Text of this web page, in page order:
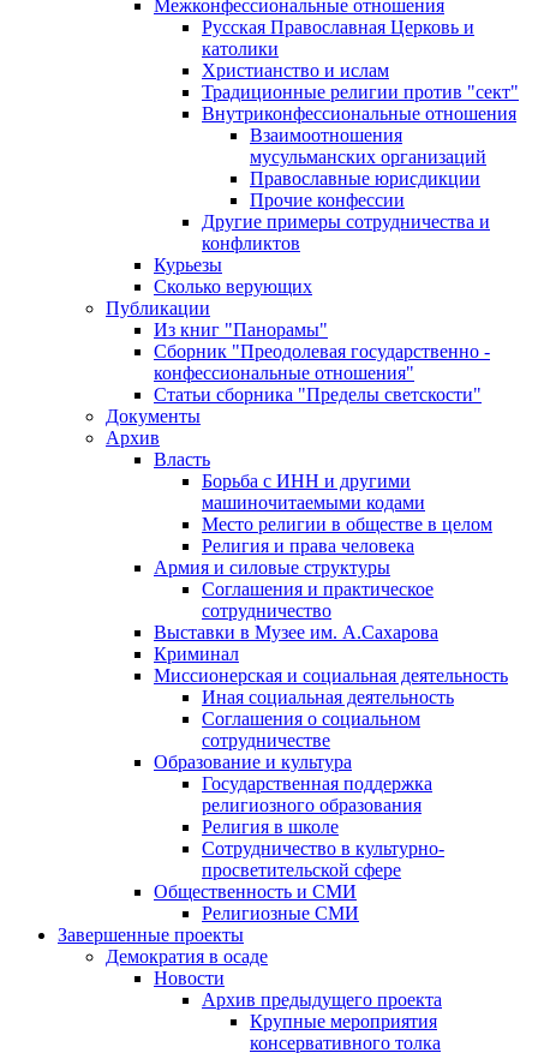
Межконфессиональные отношения
Русская Православная Церковь и
католики
Христианство и ислам
Традиционные религии против "сект"
Внутриконфессиональные отношения
Взаимоотношения
мусульманских организаций
Православные юрисдикции
Прочие конфессии
Другие примеры сотрудничества и
конфликтов
Курьезы
Сколько верующих
Публикации
Из книг "Панорамы"
Сборник "Преодолевая государственно -
конфессиональные отношения"
Статьи сборника "Пределы светскости"
Документы
Архив
Власть
Борьба с ИНН и другими
машиночитаемыми кодами
Место религии в обществе в целом
Религия и права человека
Армия и силовые структуры
Соглашения и практическое
сотрудничество
Выставки в Музее им. А.Сахарова
Криминал
Миссионерская и социальная деятельность
Иная социальная деятельность
Соглашения о социальном
сотрудничестве
Образование и культура
Государственная поддержка
религиозного образования
Религия в школе
Сотрудничество в культурно-
просветительской сфере
Общественность и СМИ
Религиозные СМИ
Завершенные проекты
Демократия в осаде
Новости
Архив предыдущего проекта
Крупные мероприятия
консервативного толка